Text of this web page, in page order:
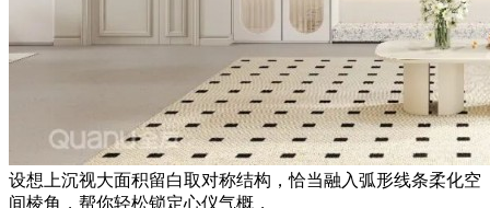
设想上沉视大面积留白取对称结构，恰当融入弧形线条柔化空
间棱角，帮你轻松锁定心仪气概，